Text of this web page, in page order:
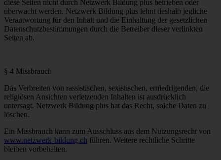
diese Seiten nicht durch Netzwerk Bildung plus betrieben oder
überwacht werden. Netzwerk Bildung plus lehnt deshalb jegliche
Verantwortung für den Inhalt und die Einhaltung der gesetzlichen
Datenschutzbestimmungen durch die Betreiber dieser verlinkten
Seiten ab.
§ 4 Missbrauch
Das Verbreiten von rassistischen, sexistischen, erniedrigenden, die
religiösen Ansichten verletzenden Inhalten ist ausdrücklich
untersagt. Netzwerk Bildung plus hat das Recht, solche Daten zu
löschen.
Ein Missbrauch kann zum Ausschluss aus dem Nutzungsrecht von
www.netzwerk-bildung.ch führen. Weitere rechtliche Schritte
bleiben vorbehalten.